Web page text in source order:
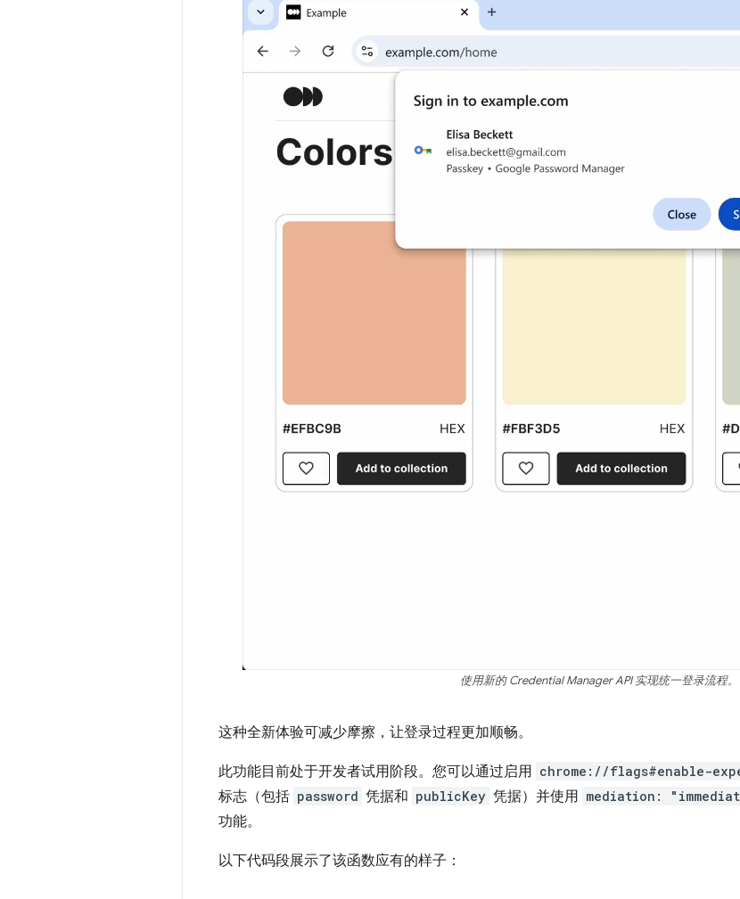
使用新的 Credential Manager API 实现统一登录流程。
这种全新体验可减少摩擦，让登录过程更加顺畅。
此功能目前处于开发者试用阶段。您可以通过启用 chrome://flags#enable-
标志（包括 password 凭据和 publicKey 凭据）并使用 mediation:
功能。
以下代码段展示了该函数应有的样子：